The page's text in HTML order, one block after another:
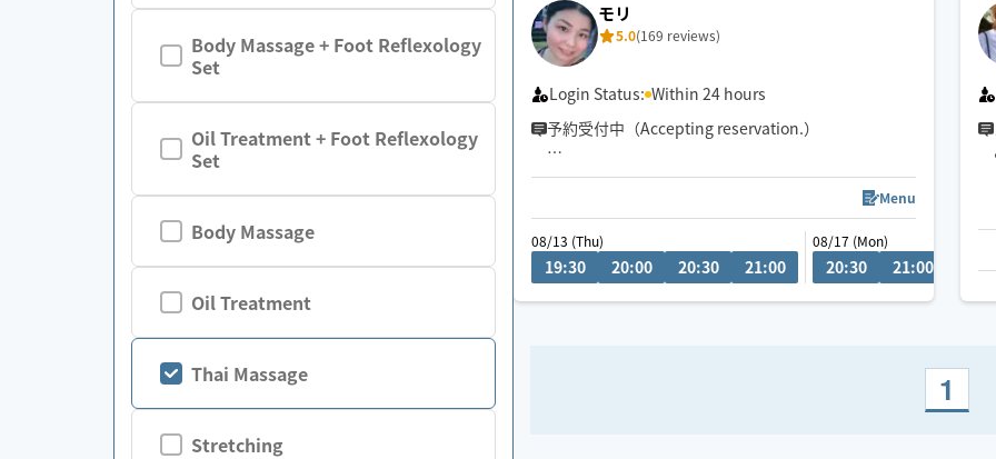
Body Massage + Foot Reflexology
Set
Oil Treatment + Foot Reflexology
Set
Body Massage
Oil Treatment
Thai Massage
Stretching
足の浮腫み
末端冷え性
お客様の身体に合った施術でメニューをご提案させ
て頂きます👏
小さなお子さまやペットが居るお宅も歓迎です🐶😺
モリ
5.0(169 reviews)
Login Status: Within 24 hours
予約受付中（Accepting reservation.）
車移動が主となっていますので、ご予約時に駐車場
の情報をいただけると大変助かります。
Menu
08/13 (Thu)
19:30 20:00 20:30 21:00
08/17 (Mon)
20:30 21:00
1